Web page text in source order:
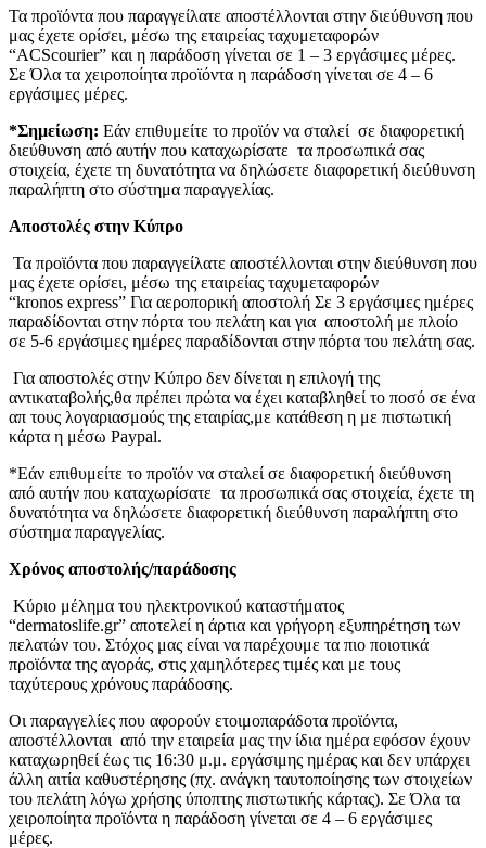
Τα προϊόντα που παραγγείλατε αποστέλλονται στην διεύθυνση που
μας έχετε ορίσει, μέσω της εταιρείας ταχυμεταφορών
“ACScourier” και η παράδοση γίνεται σε 1 – 3 εργάσιμες μέρες.
Σε Όλα τα χειροποίητα προϊόντα η παράδοση γίνεται σε 4 – 6
εργάσιμες μέρες.
*Σημείωση: Εάν επιθυμείτε το προϊόν να σταλεί σε διαφορετική
διεύθυνση από αυτήν που καταχωρίσατε τα προσωπικά σας
στοιχεία, έχετε τη δυνατότητα να δηλώσετε διαφορετική διεύθυνση
παραλήπτη στο σύστημα παραγγελίας.
Αποστολές στην Κύπρο
Τα προϊόντα που παραγγείλατε αποστέλλονται στην διεύθυνση που
μας έχετε ορίσει, μέσω της εταιρείας ταχυμεταφορών
“kronos express” Για αεροπορική αποστολή Σε 3 εργάσιμες ημέρες
παραδίδονται στην πόρτα του πελάτη και για αποστολή με πλοίο
σε 5-6 εργάσιμες ημέρες παραδίδονται στην πόρτα του πελάτη σας.
Για αποστολές στην Κύπρο δεν δίνεται η επιλογή της
αντικαταβολής,θα πρέπει πρώτα να έχει καταβληθεί το ποσό σε ένα
απ τους λογαριασμούς της εταιρίας,με κατάθεση η με πιστωτική
κάρτα η μέσω Paypal.
*Εάν επιθυμείτε το προϊόν να σταλεί σε διαφορετική διεύθυνση
από αυτήν που καταχωρίσατε τα προσωπικά σας στοιχεία, έχετε τη
δυνατότητα να δηλώσετε διαφορετική διεύθυνση παραλήπτη στο
σύστημα παραγγελίας.
Χρόνος αποστολής/παράδοσης
Κύριο μέλημα του ηλεκτρονικού καταστήματος
“dermatoslife.gr” αποτελεί η άρτια και γρήγορη εξυπηρέτηση των
πελατών του. Στόχος μας είναι να παρέχουμε τα πιο ποιοτικά
προϊόντα της αγοράς, στις χαμηλότερες τιμές και με τους
ταχύτερους χρόνους παράδοσης.
Οι παραγγελίες που αφορούν ετοιμοπαράδοτα προϊόντα,
αποστέλλονται από την εταιρεία μας την ίδια ημέρα εφόσον έχουν
καταχωρηθεί έως τις 16:30 μ.μ. εργάσιμης ημέρας και δεν υπάρχει
άλλη αιτία καθυστέρησης (πχ. ανάγκη ταυτοποίησης των στοιχείων
του πελάτη λόγω χρήσης ύποπτης πιστωτικής κάρτας). Σε Όλα τα
χειροποίητα προϊόντα η παράδοση γίνεται σε 4 – 6 εργάσιμες
μέρες.